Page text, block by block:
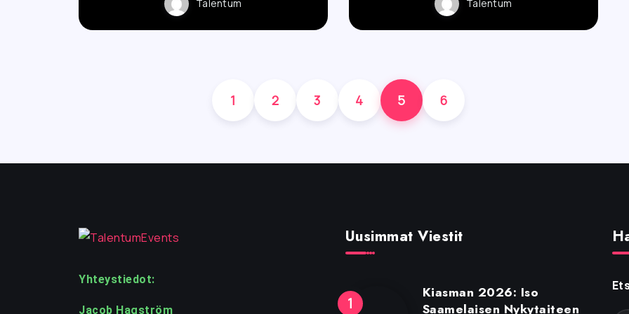
Talentum Talentum
1 2 3 4 5 6
Yhteystiedot:
Jacob Hagström
Uusimmat Viestit
Kiasman 2026: Iso
Saamelaisen Nykytaiteen